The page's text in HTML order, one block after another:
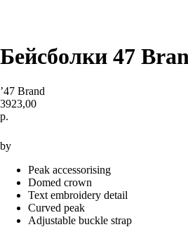
Бейсболки 47
’47 Brand
3923,00
р.
by
Peak accessorising
Domed crown
Text embroidery detail
Curved peak
Adjustable buckle strap